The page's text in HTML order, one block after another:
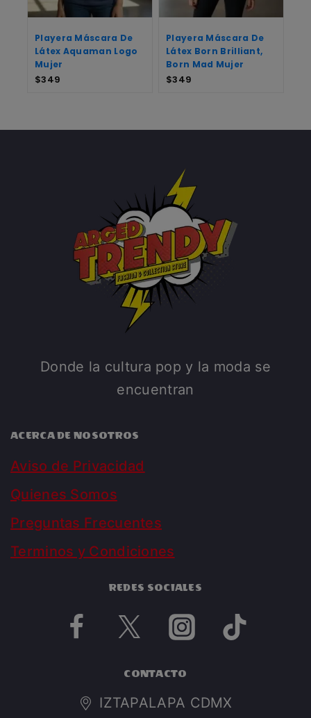
Playera Máscara De
Látex Aquaman Logo
Mujer
$349
Playera Máscara De
Látex Born Brilliant,
Born Mad Mujer
$349
Donde la cultura pop y la moda se
encuentran
ACERCA DE NOSOTROS
Aviso de Privacidad
Quienes Somos
Preguntas Frecuentes
Terminos y Condiciones
REDES SOCIALES
CONTACTO
IZTAPALAPA CDMX